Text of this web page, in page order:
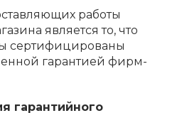
работы
является то, что
сертифицированы
гарантией фирм-
гарантийного